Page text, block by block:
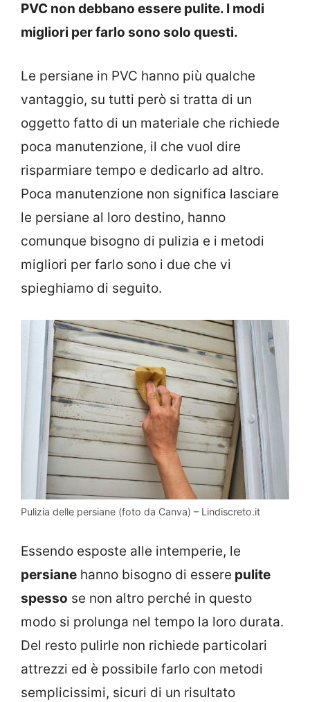
PVC non debbano essere pulite. I modi
migliori per farlo sono solo questi.
Le persiane in PVC hanno più qualche
vantaggio, su tutti però si tratta di un
oggetto fatto di un materiale che richiede
poca manutenzione, il che vuol dire
risparmiare tempo e dedicarlo ad altro.
Poca manutenzione non significa lasciare
le persiane al loro destino, hanno
comunque bisogno di pulizia e i metodi
migliori per farlo sono i due che vi
spieghiamo di seguito.
Pulizia delle persiane (foto da Canva) – Lindiscreto.it
Essendo esposte alle intemperie, le
persiane hanno bisogno di essere pulite
spesso se non altro perché in questo
modo si prolunga nel tempo la loro durata.
Del resto pulirle non richiede particolari
attrezzi ed è possibile farlo con metodi
semplicissimi, sicuri di un risultato